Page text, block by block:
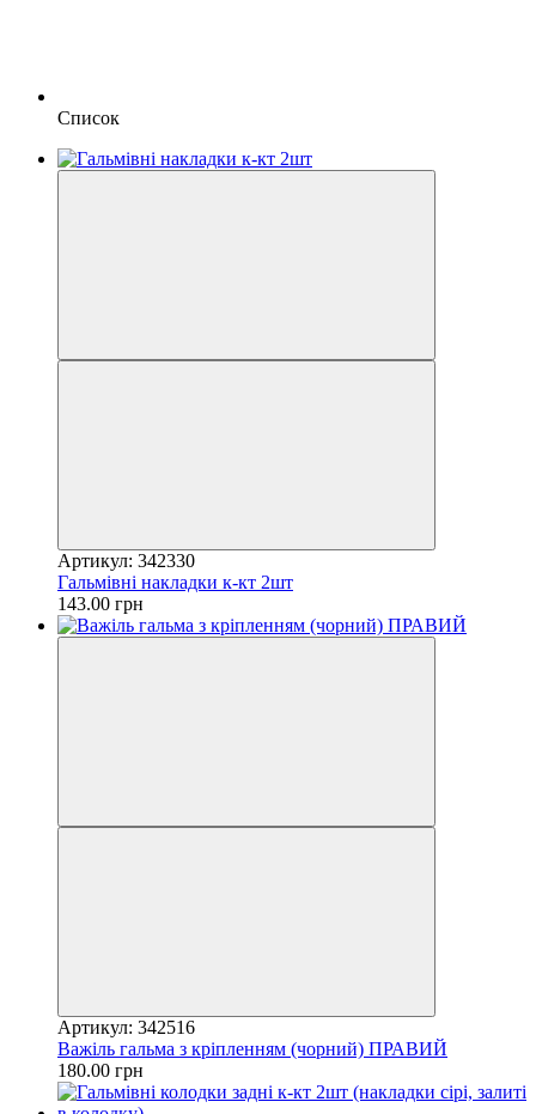
Список
Артикул: 342330
Гальмівні накладки к-кт 2шт
143.00 грн
Артикул: 342516
Важіль гальма з кріпленням (чорний) ПРАВИЙ
180.00 грн